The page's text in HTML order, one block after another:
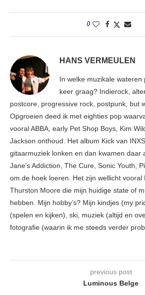
0
HANS VERMEULEN
In welke muzikale wateren
keer graag? Indierock,
postcore, progressive rock, postpunk, but
Opgroeien deed ik met eighties pop
vooral ABBA, early Pet Shop Boys, Kim
Jackson onthoud. Het album Kick van
gitaarmuziek lonken en dan kwamen daar
Jane’s Addiction, The Cure, Sonic Youth,
om de hoek loeren. Het zijn wellicht vooral
Thurston Moore die mijn huidige state of
hebben. Mijn hobby’s? Mijn kindjes (my
(spelen en kijken), ski, muziek (altijd en
fotografie (waarin ik me steeds verder
previous post
Luminous Belge